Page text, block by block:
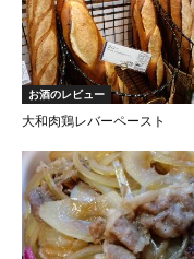
お酒のレビュー
大和肉鶏レバーペースト